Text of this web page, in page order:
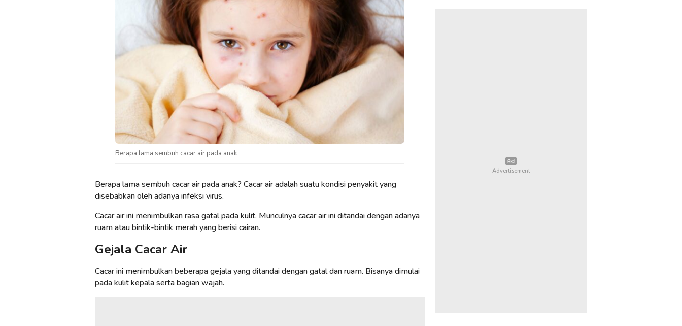
Berapa lama sembuh cacar air pada anak
Berapa lama sembuh cacar air pada anak? Cacar air adalah suatu kondisi penyakit yang
disebabkan oleh adanya infeksi virus.
Cacar air ini menimbulkan rasa gatal pada kulit. Munculnya cacar air ini ditandai dengan adanya
ruam atau bintik-bintik merah yang berisi cairan.
Gejala Cacar Air
Cacar ini menimbulkan beberapa gejala yang ditandai dengan gatal dan ruam. Bisanya dimulai
pada kulit kepala serta bagian wajah.